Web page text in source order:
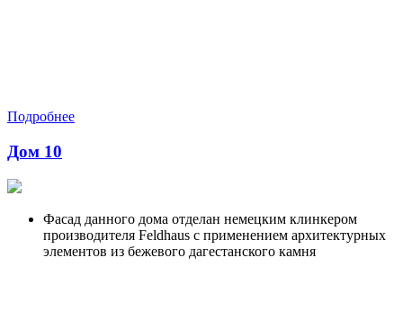
Подробнее
Дом 10
Фасад данного дома отделан немецким клинкером
производителя Feldhaus с применением архитектурных
элементов из бежевого дагестанского камня